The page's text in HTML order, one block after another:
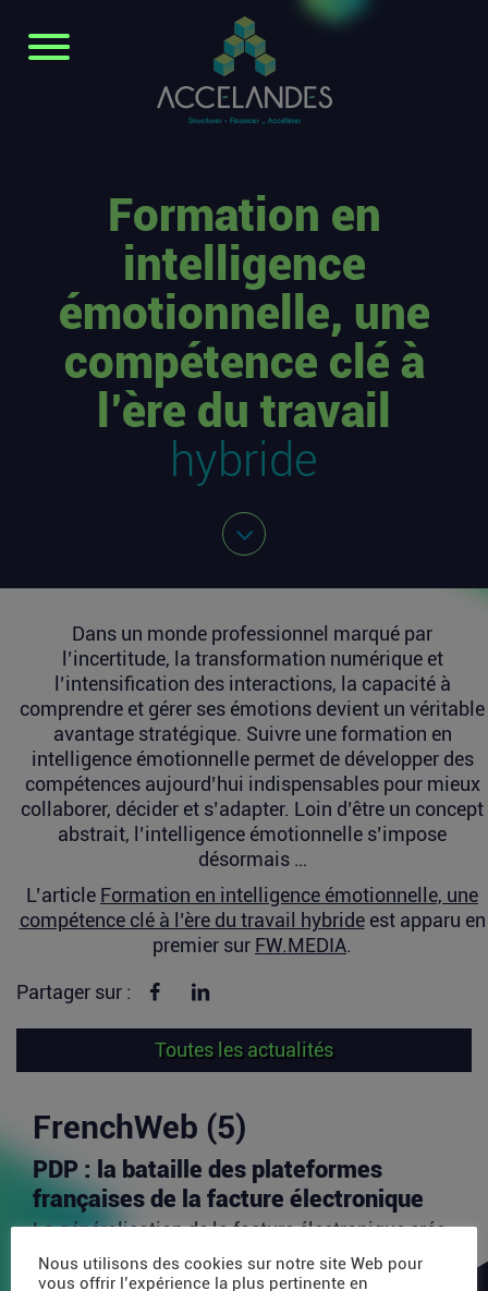
Formation en
intelligence
émotionnelle, une
compétence clé à
l’ère du travail
hybride
Dans un monde professionnel marqué par
l’incertitude, la transformation numérique et
l’intensification des interactions, la capacité à
comprendre et gérer ses émotions devient un véritable
avantage stratégique. Suivre une formation en
intelligence émotionnelle permet de développer des
compétences aujourd’hui indispensables pour mieux
collaborer, décider et s’adapter. Loin d’être un concept
abstrait, l’intelligence émotionnelle s’impose
désormais …
L’article Formation en intelligence émotionnelle, une
compétence clé à l’ère du travail hybrideest apparu en
premier sur FW.MEDIA.
Partager sur : Partager sur Facebook
Toutes les actualités
FrenchWeb (5)
PDP : la bataille des plateformes
françaises de la facture électronique
La généralisation de la facture électronique crée,
celui des...
Nous utilisons des cookies sur notre site Web pour
vous offrir l’expérience la plus pertinente en